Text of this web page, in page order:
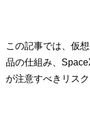
この記事では、仮
品の仕組み、
が注意すべきリス